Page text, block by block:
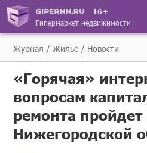
16+
Гипермаркет недвижимости
Журнал Жилье Новости
«Горячая»
вопросам
ремонта пройдет
Нижегородской